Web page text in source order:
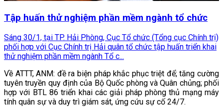
Tập huấn thử nghiệm phần mềm ngành tổ chức
Sáng 30/1, tại TP. Hải Phòng, Cục Tổ chức (Tổng cục Chính trị)
phối hợp với Cục Chính trị Hải quân tổ chức tập huấn triển khai
thử nghiệm phần mềm ngành Tổ c...
Về ATTT, ANM: đề ra biện pháp khắc phục triệt để; tăng cường
tuyên truyền quy định của Bộ Quốc phòng và Quân chủng; phối
hợp với BTL 86 triển khai các giải pháp phòng thủ mạng máy
tính quân sự và duy trì giám sát, ứng cứu sự cố 24/7.